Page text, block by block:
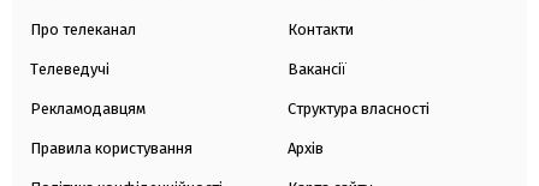
Про телеканал
Телеведучі
Рекламодавцям
Правила користування
Контакти
Вакансії
Структура власності
Архів